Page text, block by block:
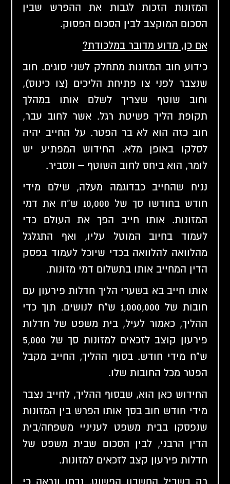
המזונות הזכות לגבות את ההפרש שבין
הסכום המוקצב לבין הסכום הפסוק.
אם כן, מדוע מדובר במלכודת?
כידוע חוב המזונות מתחלק לשני סוגים. חוב
שנצבר לפני צו פתיחת הליכים (צו כינוס),
וחוב שוטף שצריך לשלם אותו במהלך
תקופת הליך פשיטת רגל. אשר לחוב עבר,
חוב כזה הוא לא בר הפטר. על החייב יהיה
לסלקו באופן מלא. החידוש המפתיע יש
לומר, הוא ביחס לחוב השוטף – ונסביר.
נניח שהחייב כבדוגמה מעלה, שילם מידי
חודש בחודשו סך של 10,000 ש"ח את דמי
המזונות. אותו חייב הפך את העולם כדי
לעמוד בחיוב המוטל עליו, ואף התגלגל
מהלוואה להלוואה בכדי שיוכל לעמוד בפסק
הדין המחייב אותו בתשלום דמי מזונות.
אותו חייב בא בשערי הליך חדלות פירעון עם
חובות של 1,000,000 ש"ח לנושים. תוך כדי
ההליך, כאמור לעיל, בית משפט של חדלות
פירעון קוצב לזכאים למזונות סך של 5,000
ש"ח מידי חודש. בסוף ההליך, החייב מקבל
הפטר מכל החובות שלו.
החידוש כאן הוא, שבסוף ההליך, לחייב נצבר
מידי חודש חוב בסך אותו הפרש בין המזונות
שנפסקו בבית משפט לעניניי משפחה/בית
הדין הרבני, לבין הסכום שבית משפט של
חדלות פירעון קצב לזכאים למזונות.